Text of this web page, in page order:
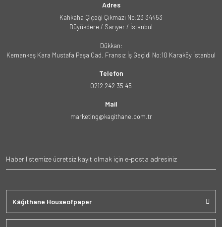
Adres
Kahkaha Çiçeği Çıkmazı No:23 34453
Büyükdere / Sarıyer / İstanbul
Dükkan:
Kemankeş Kara Mustafa Paşa Cad. Fransız İş Geçidi No:10 Karaköy İstanbul
Telefon
0212 242 35 45
Mail
marketing@kagithane.com.tr
Kâğıthane Houseofpaper